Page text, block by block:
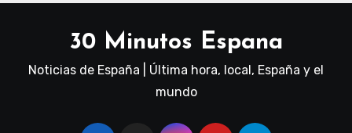
30 Minutos Espana
Noticias de España | Última hora, local, España y el
mundo